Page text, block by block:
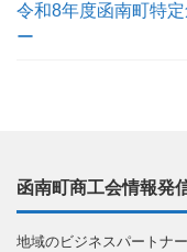
令和8年度函南町特
ー
函南町商工会情報発
地域のビジネスパートナ